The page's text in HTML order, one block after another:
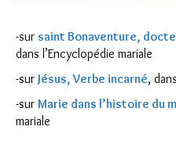
-sur saint Bonaventure,
dans l’Encyclopédie mariale
-sur Jésus, Verbe incarné,
-sur Marie dans l’histoire du
mariale